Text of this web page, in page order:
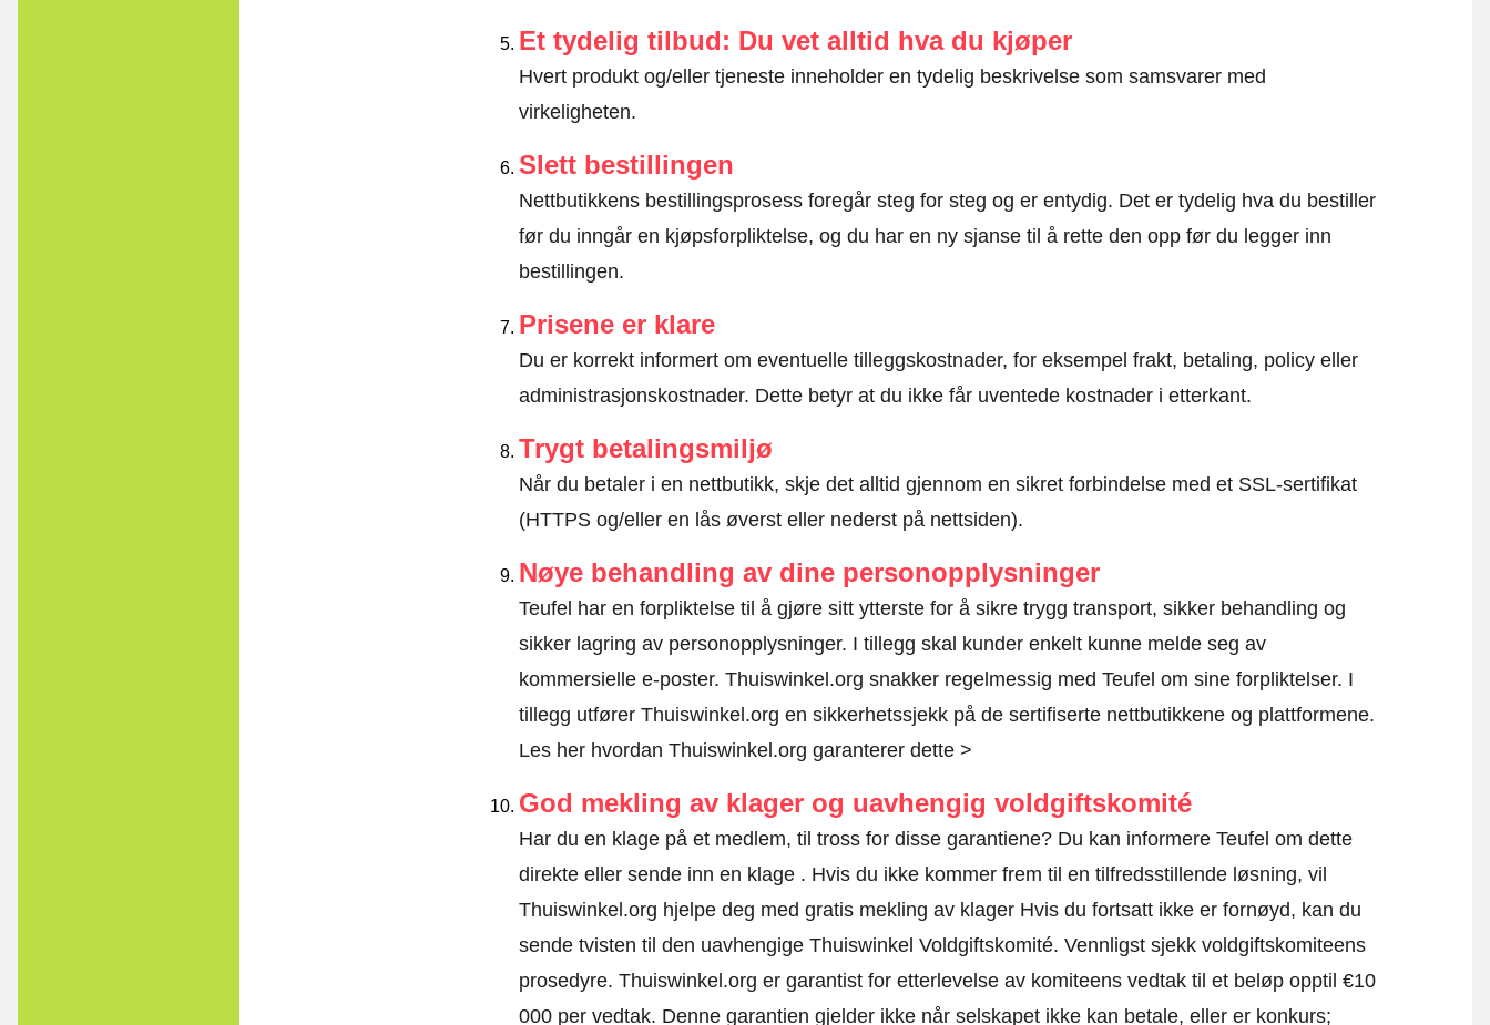
Et tydelig tilbud: Du vet alltid hva du kjøper
Hvert produkt og/eller tjeneste inneholder en tydelig beskrivelse som samsvarer med
virkeligheten.
Slett bestillingen
Nettbutikkens bestillingsprosess foregår steg for steg og er entydig. Det er tydelig hva du bestiller
før du inngår en kjøpsforpliktelse, og du har en ny sjanse til å rette den opp før du legger inn
bestillingen.
Prisene er klare
Du er korrekt informert om eventuelle tilleggskostnader, for eksempel frakt, betaling, policy eller
administrasjonskostnader. Dette betyr at du ikke får uventede kostnader i etterkant.
Trygt betalingsmiljø
Når du betaler i en nettbutikk, skje det alltid gjennom en sikret forbindelse med et SSL-sertifikat
(HTTPS og/eller en lås øverst eller nederst på nettsiden).
Nøye behandling av dine personopplysninger
Teufel har en forpliktelse til å gjøre sitt ytterste for å sikre trygg transport, sikker behandling og
sikker lagring av personopplysninger. I tillegg skal kunder enkelt kunne melde seg av
kommersielle e-poster. Thuiswinkel.org snakker regelmessig med Teufel om sine forpliktelser. I
tillegg utfører Thuiswinkel.org en sikkerhetssjekk på de sertifiserte nettbutikkene og plattformene.
Les her hvordan Thuiswinkel.org garanterer dette >
God mekling av klager og uavhengig voldgiftskomité
Har du en klage på et medlem, til tross for disse garantiene? Du kan informere Teufel om dette
direkte ellersende inn en klage. Hvis du ikke kommer frem til en tilfredsstillende løsning, vil
Thuiswinkel.org hjelpe deg med gratis mekling av klager Hvis du fortsatt ikke er fornøyd, kan du
sende tvisten til den uavhengige Thuiswinkel Voldgiftskomité. Vennligst sjekk voldgiftskomiteens
prosedyre. Thuiswinkel.org er garantist for etterlevelse av komiteens vedtak til et beløp opptil €10
000 per vedtak. Denne garantien gjelder ikke når selskapet ikke kan betale, eller er konkurs;